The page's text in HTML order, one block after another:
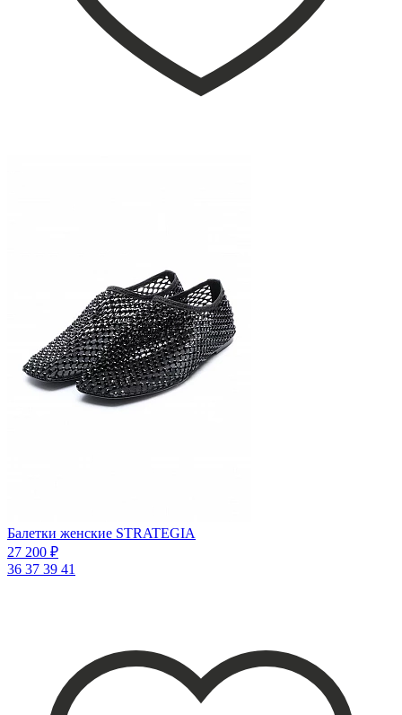
Балетки женские STRATEGIA
27 200 ₽
36 37 39 41